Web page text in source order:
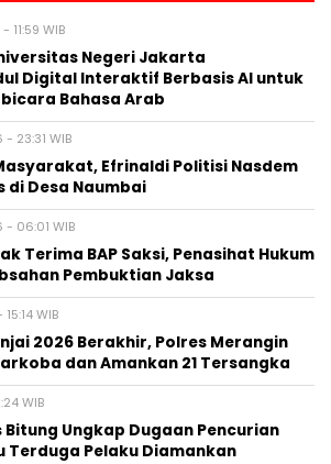
WIB
Negeri Jakarta
Digital Interaktif Berbasis AI untuk
Bahasa Arab
23:31 WIB
Efrinaldi Politisi Nasdem
di Desa Naumbai
06:01 WIB
Terima BAP Saksi, Penasihat Hukum
Pembuktian Jaksa
WIB
2026 Berakhir, Polres Merangin
dan Amankan 21 Tersangka
WIB
Ungkap Dugaan Pencurian
Terduga Pelaku Diamankan